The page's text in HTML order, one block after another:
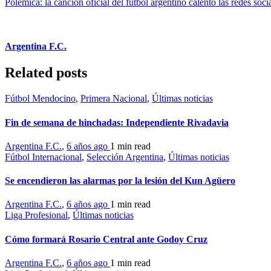
Argentina F.C.
Related posts
Fútbol Mendocino, Primera Nacional, Últimas noticias
Fin de semana de hinchadas: Independiente Rivadavia
Argentina F.C., 6 años ago 1 min read
Fútbol Internacional, Selección Argentina, Últimas noticias
Se encendieron las alarmas por la lesión del Kun Agüero
Argentina F.C., 6 años ago 1 min read
Liga Profesional, Últimas noticias
Cómo formará Rosario Central ante Godoy Cruz
Argentina F.C., 6 años ago 1 min read